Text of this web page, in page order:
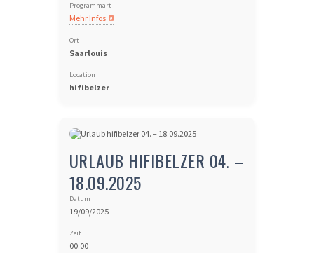
Programmart
Mehr Infos
Ort
Saarlouis
Location
hifibelzer
URLAUB HIFIBELZER 04. –
18.09.2025
Datum
19/09/2025
Zeit
00:00